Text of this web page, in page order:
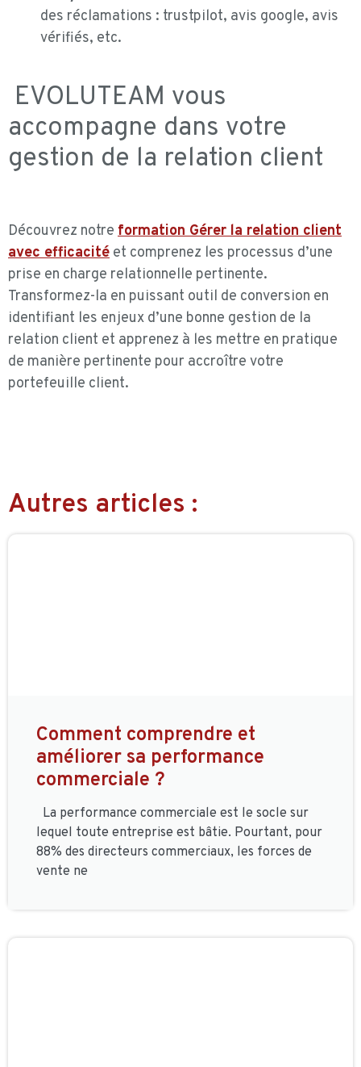
des réclamations : trustpilot, avis google, avis
vérifiés, etc.
EVOLUTEAM vous
accompagne dans votre
gestion de la relation client
Découvrez notre formation Gérer la relation client
avec efficacité et comprenez les processus d’une
prise en charge relationnelle pertinente.
Transformez-la en puissant outil de conversion en
identifiant les enjeux d’une bonne gestion de la
relation client et apprenez à les mettre en pratique
de manière pertinente pour accroître votre
portefeuille client.
Autres articles :
Comment comprendre et
améliorer sa performance
commerciale ?
La performance commerciale est le socle sur
lequel toute entreprise est bâtie. Pourtant, pour
88% des directeurs commerciaux, les forces de
vente ne